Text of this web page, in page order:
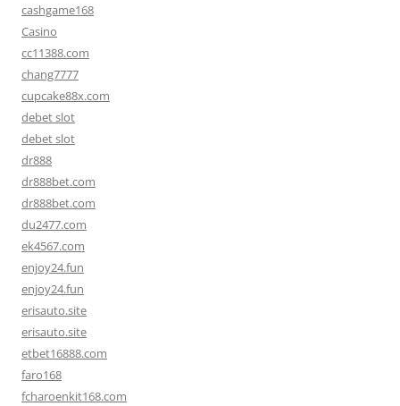
cashgame168
Casino
cc11388.com
chang7777
cupcake88x.com
debet slot
debet slot
dr888
dr888bet.com
dr888bet.com
du2477.com
ek4567.com
enjoy24.fun
enjoy24.fun
erisauto.site
erisauto.site
etbet16888.com
faro168
fcharoenkit168.com